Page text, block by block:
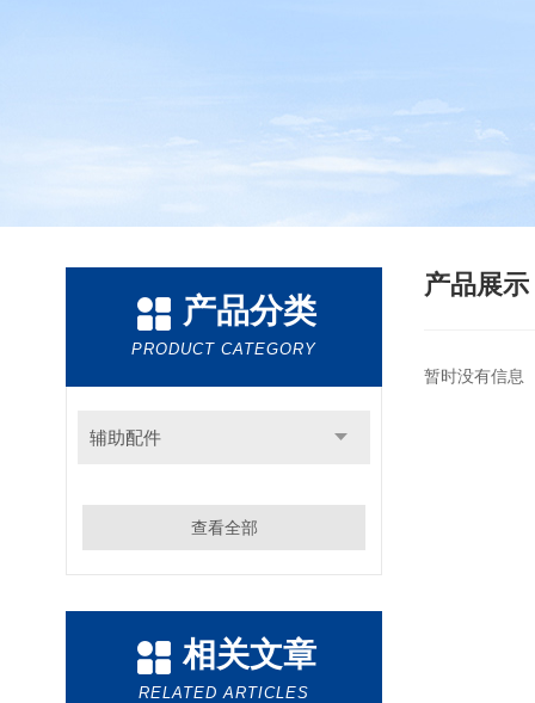
产品分类
PRODUCT CATEGORY
辅助配件
查看全部
相关文章
RELATED ARTICLES
产品展示
暂时没有信息